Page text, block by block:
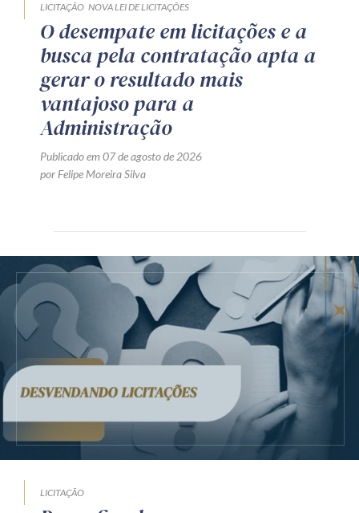
LICITAÇÃO NOVA LEI DE LICITAÇÕES
O desempate em licitações e a
busca pela contratação apta a
gerar o resultado mais
vantajoso para a
Administração
Publicado em 07 de agosto de 2026
por Felipe Moreira Silva
LICITAÇÃO